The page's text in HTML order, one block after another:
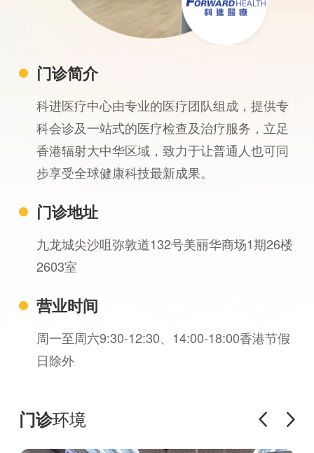
门诊简介
科进医疗中心由专业的医疗团队组成，提供专
科会诊及一站式的医疗检查及治疗服务，立足
香港辐射大中华区域，致力于让普通人也可同
步享受全球健康科技最新成果。
门诊地址
九龙城尖沙咀弥敦道132号美丽华商场1期26楼
2603室
营业时间
周一至周六9:30-12:30、14:00-18:00香港节假
日除外
门诊环境